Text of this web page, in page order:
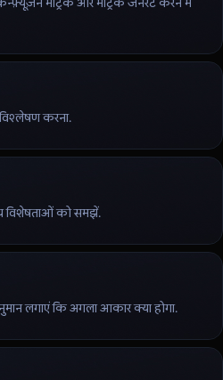
करना.
विशेषताओं को समझें.
लगाएं कि अगला आकार क्या होगा.